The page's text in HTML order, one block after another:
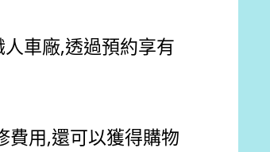
車廠,透過預約享有
費用,還可以獲得購物